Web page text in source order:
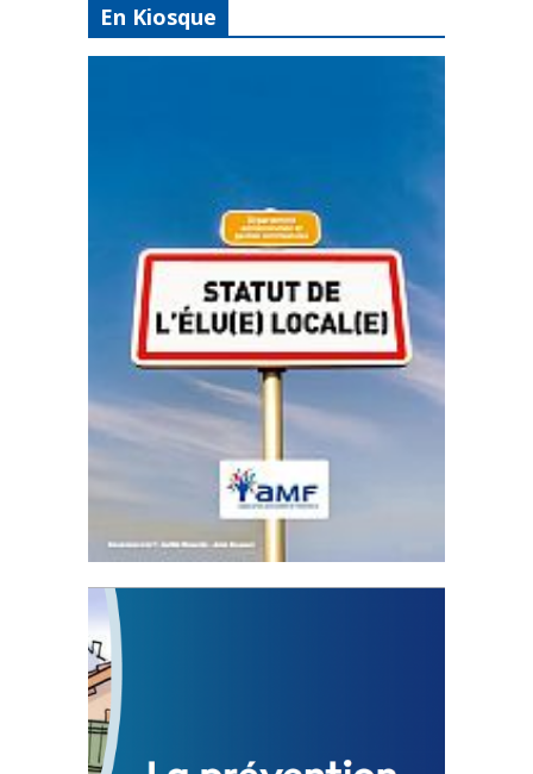
En Kiosque
Statut de l’élu local
3 avril 2024
Mise à jour avril 2024
FEUILLETER